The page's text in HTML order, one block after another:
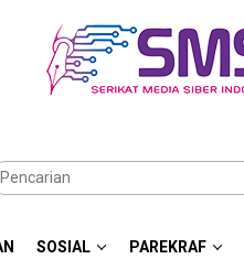
SOSIAL PAREKRAF